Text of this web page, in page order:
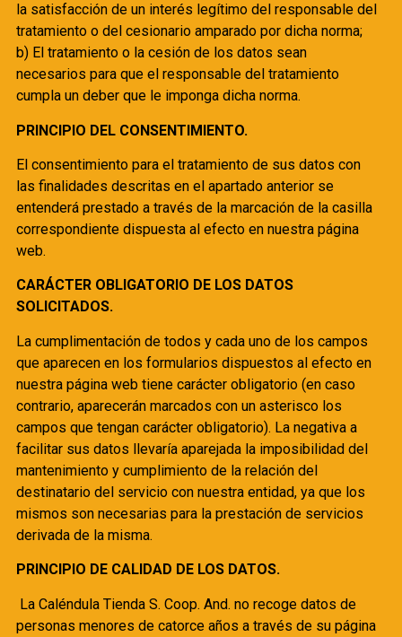
la satisfacción de un interés legítimo del responsable del
tratamiento o del cesionario amparado por dicha norma;
b) El tratamiento o la cesión de los datos sean
necesarios para que el responsable del tratamiento
cumpla un deber que le imponga dicha norma.
PRINCIPIO DEL CONSENTIMIENTO.
El consentimiento para el tratamiento de sus datos con
las finalidades descritas en el apartado anterior se
entenderá prestado a través de la marcación de la casilla
correspondiente dispuesta al efecto en nuestra página
web.
CARÁCTER OBLIGATORIO DE LOS DATOS
SOLICITADOS.
La cumplimentación de todos y cada uno de los campos
que aparecen en los formularios dispuestos al efecto en
nuestra página web tiene carácter obligatorio (en caso
contrario, aparecerán marcados con un asterisco los
campos que tengan carácter obligatorio). La negativa a
facilitar sus datos llevaría aparejada la imposibilidad del
mantenimiento y cumplimiento de la relación del
destinatario del servicio con nuestra entidad, ya que los
mismos son necesarias para la prestación de servicios
derivada de la misma.
PRINCIPIO DE CALIDAD DE LOS DATOS.
La Caléndula Tienda S. Coop. And. no recoge datos de
personas menores de catorce años a través de su página